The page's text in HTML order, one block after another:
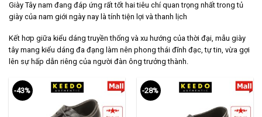
Giày Tây nam đang đáp ứng rất tốt hai tiêu chí quan trọng nhất trong tủ
giày của nam giới ngày nay là tính tiện lợi và thanh lịch
Kết hơp giữa kiểu dáng truyền thống và xu hướng của thời đại, mẫu giày
tây mang kiểu dáng đa đạng làm nên phong thái đĩnh đạc, tự tin, vừa gợi
lên sự hấp dẫn riêng của người đàn ông trưởng thành.
-43% -28%